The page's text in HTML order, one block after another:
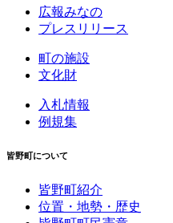
広報みなの
プレスリリース
町の施設
文化財
入札情報
例規集
皆野町について
皆野町紹介
位置・地勢・歴史